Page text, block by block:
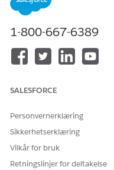
Angi Digitale
gjestebrukere se andre
merket / deaktivert.
Denne
medlemmer og
Sikkerhetsrisiko hvis
Når denne preferansen er
1-800-667-6389
SALESFORCE
Personvernerklæring
Sikkerhetserklæring
Vilkår for bruk
Retningslinjer for deltakelse